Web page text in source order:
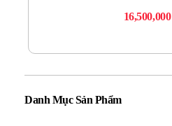
16,500,000
Danh Mục Sản Phẩm